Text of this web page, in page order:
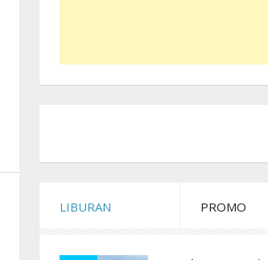
LIBURAN PROMO